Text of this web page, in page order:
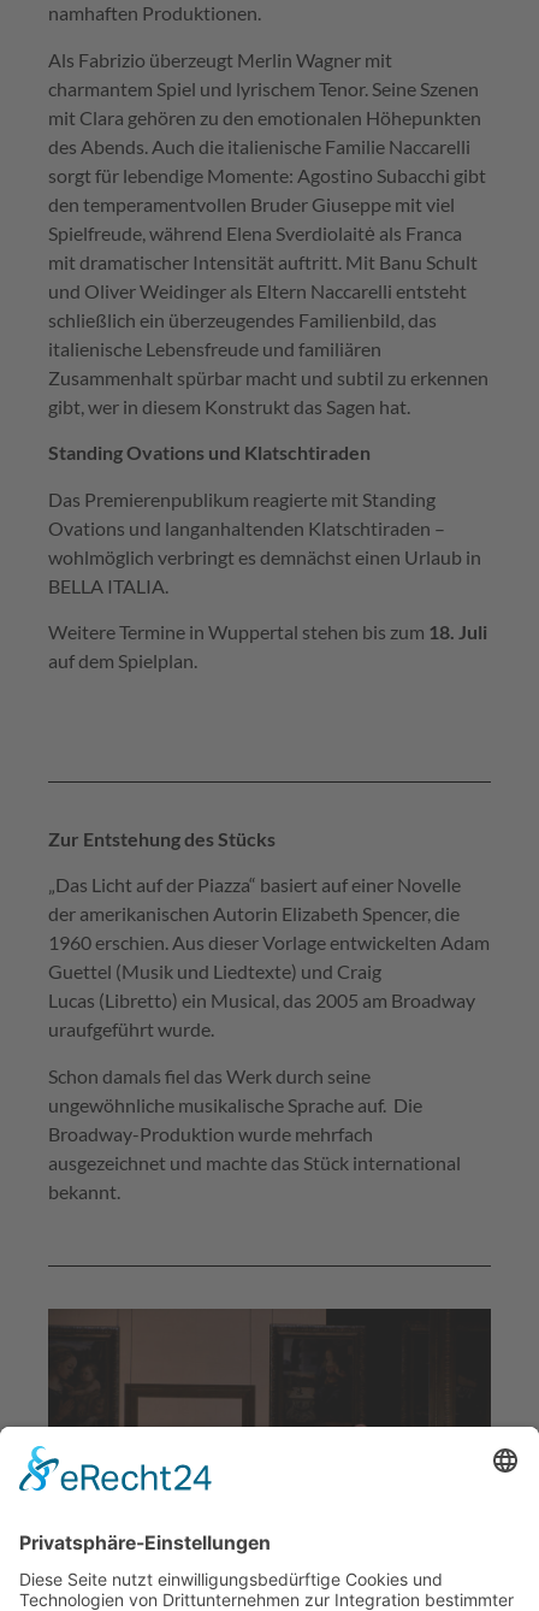
namhaften Produktionen.
Als Fabrizio überzeugt Merlin Wagner mit
charmantem Spiel und lyrischem Tenor. Seine Szenen
mit Clara gehören zu den emotionalen Höhepunkten
des Abends. Auch die italienische Familie Naccarelli
sorgt für lebendige Momente: Agostino Subacchi gibt
den temperamentvollen Bruder Giuseppe mit viel
Spielfreude, während Elena Sverdiolaitė als Franca
mit dramatischer Intensität auftritt. Mit Banu Schult
und Oliver Weidinger als Eltern Naccarelli entsteht
schließlich ein überzeugendes Familienbild, das
italienische Lebensfreude und familiären
Zusammenhalt spürbar macht und subtil zu erkennen
gibt, wer in diesem Konstrukt das Sagen hat.
Standing Ovations und Klatschtiraden
Das Premierenpublikum reagierte mit Standing
Ovations und langanhaltenden Klatschtiraden –
wohlmöglich verbringt es demnächst einen Urlaub in
BELLA ITALIA.
Weitere Termine in Wuppertal stehen bis zum 18. Juli
auf dem Spielplan.
Zur Entstehung des Stücks
„Das Licht auf der Piazza“ basiert auf einer Novelle
der amerikanischen Autorin Elizabeth Spencer, die
1960 erschien. Aus dieser Vorlage entwickelten Adam
Guettel (Musik und Liedtexte) und Craig
Lucas (Libretto) ein Musical, das 2005 am Broadway
uraufgeführt wurde.
Schon damals fiel das Werk durch seine
ungewöhnliche musikalische Sprache auf. Die
Broadway-Produktion wurde mehrfach
ausgezeichnet und machte das Stück international
bekannt.